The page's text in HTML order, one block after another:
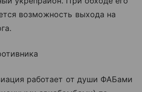
возможность выхода на
работает от души ФАБами